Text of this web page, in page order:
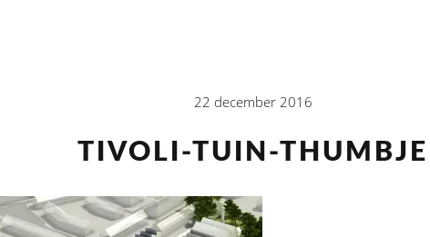
22 december 2016
TIVOLI-TUIN-THUMBJE